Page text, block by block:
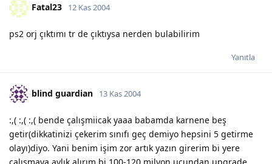
Fatal23 12 Kas 2004
ps2 orj çıktımı tr de çıktıysa nerden bulabilirim
Yanıtla
blind guardian 13 Kas 2004
:,( :,( :,( bende çalışmiicak yaaa babamda karnene beş
getir(dikkatinizi çekerim sınıfı geç demiyo hepsini 5 getirme
olayı)diyo. Yani benim işim zor artık yazın girerim bi yere